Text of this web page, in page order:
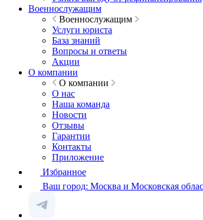
Военнослужащим
Военнослужащим
Услуги юриста
База знаний
Вопросы и ответы
Акции
О компании
О компании
О нас
Наша команда
Новости
Отзывы
Гарантии
Контакты
Приложение
Избранное
Ваш город: Москва и Московская